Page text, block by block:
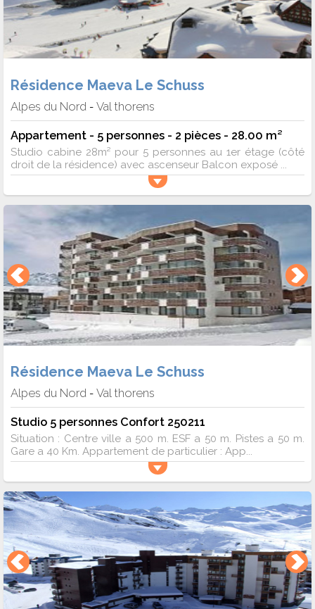
Résidence Maeva Le Schuss
Alpes du Nord - Val thorens
Appartement - 5 personnes - 2 pièces - 28.00 m²
Studio cabine 28m² pour 5 personnes au 1er étage (côté
droit de la résidence) avec ascenseur Balcon exposé ...
Résidence Maeva Le Schuss
Alpes du Nord - Val thorens
Studio 5 personnes Confort 250211
Situation : Centre ville a 500 m. ESF a 50 m. Pistes a 50 m.
Gare a 40 Km. Appartement de particulier : App...